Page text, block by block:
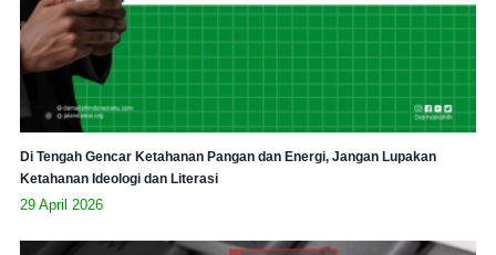
Di Tengah Gencar Ketahanan Pangan dan Energi, Jangan Lupakan
Ketahanan Ideologi dan Literasi
29 April 2026